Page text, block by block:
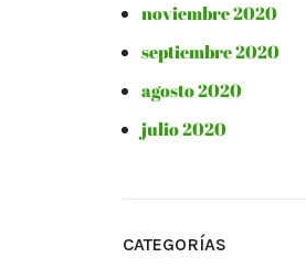
noviembre 2020
septiembre 2020
agosto 2020
julio 2020
CATEGORÍAS